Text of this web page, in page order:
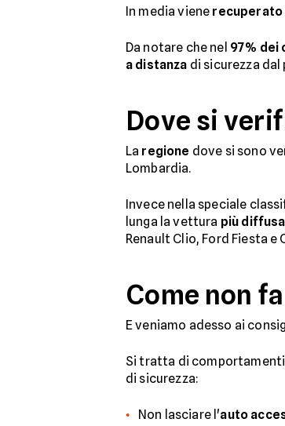
In media viene recuperato
Da notare che nel 97% dei
a distanza di sicurezza
Dove si
La regione dove si sono
Lombardia.
Invece nella speciale
lunga la vettura più diffusa
Renault Clio, Ford Fiesta e
Come non
E veniamo adesso ai
Si tratta di
di sicurezza:
Non lasciare l'auto